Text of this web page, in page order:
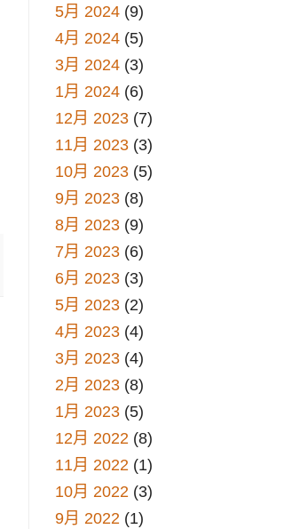
5月 2024 (9)
4月 2024 (5)
3月 2024 (3)
1月 2024 (6)
12月 2023 (7)
11月 2023 (3)
10月 2023 (5)
9月 2023 (8)
8月 2023 (9)
7月 2023 (6)
6月 2023 (3)
5月 2023 (2)
4月 2023 (4)
3月 2023 (4)
2月 2023 (8)
1月 2023 (5)
12月 2022 (8)
11月 2022 (1)
10月 2022 (3)
9月 2022 (1)